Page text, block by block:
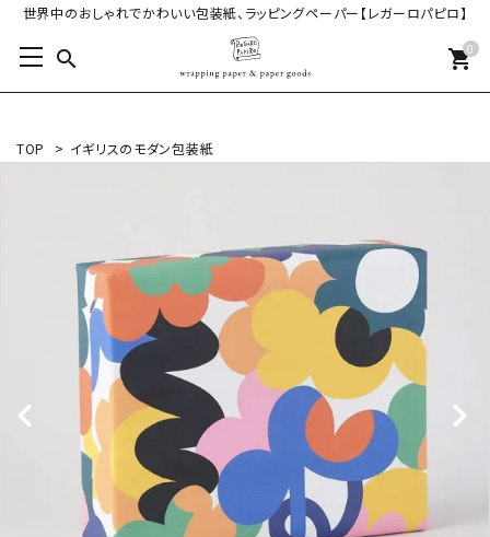
世界中のおしゃれでかわいい包装紙、ラッピングペーパー【レガーロパピロ】
search 0
shopping_cart
TOP > イギリスのモダン包装紙